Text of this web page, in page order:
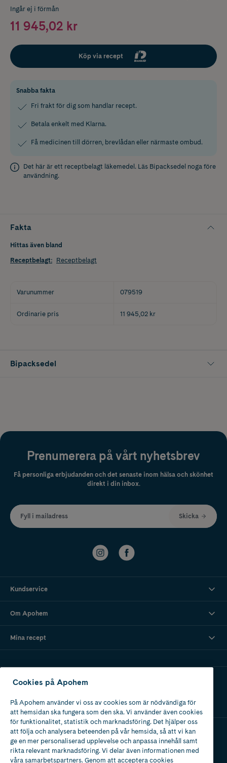
Ingår ej i förmån
11 945,02 kr
Köp via recept
Snabba fakta
Fri frakt för dig som handlar recept.
Betala enkelt med Klarna.
Få medicinen till dörren, brevlådan eller närmaste ombud.
Det här är ett receptbelagt läkemedel. Läs Bipacksedel noga före
användning.
Fakta
Hittas även bland
Receptbelagt: Receptbelagt
Varunummer 079519
Ordinarie pris 11 945,02 kr
Bipacksedel
Prenumerera på vårt nyhetsbrev
Få personliga erbjudanden och det senaste inom hälsa och skönhet
direkt i din inbox.
Fyll i mailadress Skicka
Kundservice
Om Apohem
Mina recept
Ladda ner vår app
Apotek med tillstånd
av Läkemedelsverket
Cookies på Apohem
På Apohem använder vi oss av cookies som är nödvändiga för
att hemsidan ska fungera som den ska. Vi använder även cookies
för funktionalitet, statistik och marknadsföring. Det hjälper oss
att följa och analysera beteenden på vår hemsida, så att vi kan
ge en mer personaliserad upplevelse och anpassa innehåll samt
rikta relevant marknadsföring. Vi delar även informationen med
våra samarbetspartners. Genom att acceptera cookies